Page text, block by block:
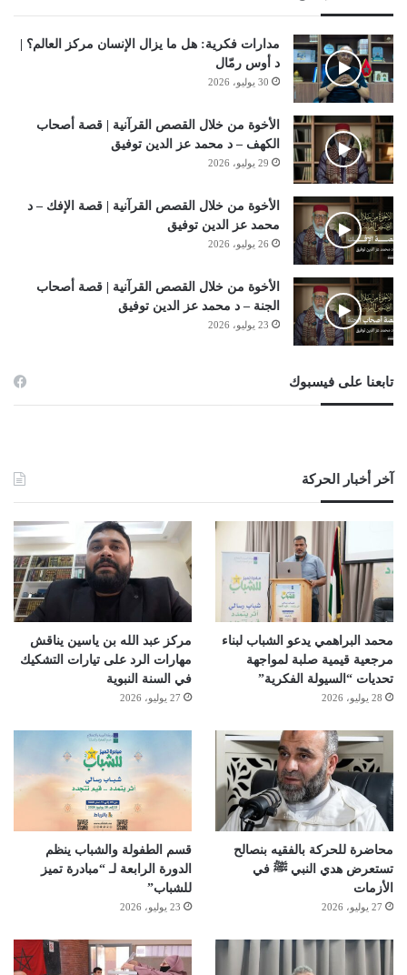
مدارات فكرية: هل ما يزال الإنسان مركز العالم؟ |
د أوس رمّال
30 يوليو، 2026
الأخوة من خلال القصص القرآنية | قصة أصحاب
الكهف – د محمد عز الدين توفيق
29 يوليو، 2026
الأخوة من خلال القصص القرآنية | قصة الإفك – د
محمد عز الدين توفيق
26 يوليو، 2026
الأخوة من خلال القصص القرآنية | قصة أصحاب
الجنة – د محمد عز الدين توفيق
23 يوليو، 2026
تابعنا على فيسبوك
آخر أخبار الحركة
محمد البراهمي يدعو الشباب لبناء
مرجعية قيمية صلبة لمواجهة
تحديات “السيولة الفكرية”
28 يوليو، 2026
مركز عبد الله بن ياسين يناقش
مهارات الرد على تيارات التشكيك
في السنة النبوية
27 يوليو، 2026
محاضرة للحركة بالفقيه بنصالح
تستعرض هدي النبي ﷺ في
الأزمات
27 يوليو، 2026
قسم الطفولة والشباب ينظم
الدورة الرابعة لـ “مبادرة تميز
للشباب”
23 يوليو، 2026